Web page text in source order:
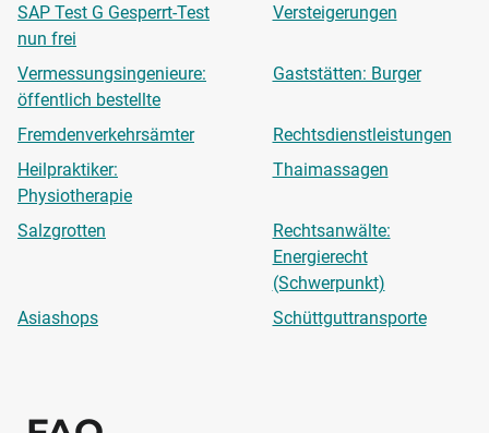
SAP Test G Gesperrt-Test
nun frei
Versteigerungen
Vermessungsingenieure:
öffentlich bestellte
Gaststätten: Burger
Fremdenverkehrsämter
Rechtsdienstleistungen
Heilpraktiker:
Physiotherapie
Thaimassagen
Salzgrotten
Rechtsanwälte:
Energierecht
(Schwerpunkt)
Asiashops
Schüttguttransporte